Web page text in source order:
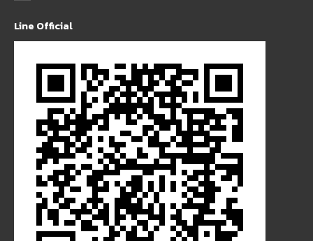
Line Official